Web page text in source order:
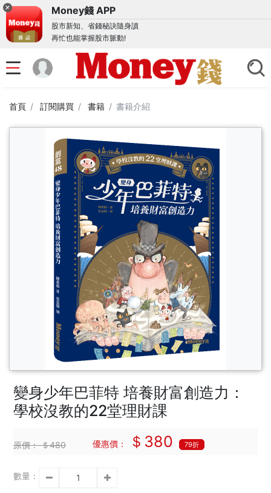
Money錢 APP
股市新知、省錢秘訣隨身讀
再忙也能掌握股市脈動!
首頁 訂閱購買 書籍 書籍介紹
變身少年巴菲特 培養財富創造力：
學校沒教的22堂理財課
原價：＄480 優惠價： ＄380 79折
數量：